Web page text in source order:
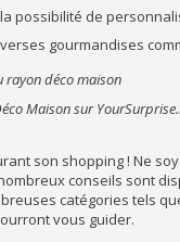
possibilité de
gourmandises
Maison sur
son shopping ! Ne
conseils sont
catégories tels
vous guider.